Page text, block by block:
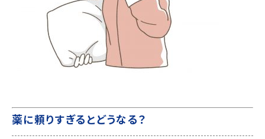
薬に頼りすぎるとどうなる？